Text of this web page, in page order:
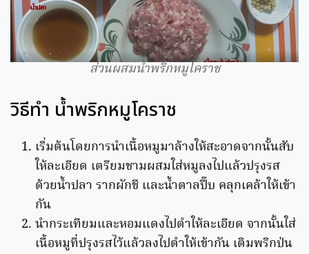
ส่วนผสมน้ำพริกหมูโคราช
วิธีทำ น้ำพริกหมูโคราช
เริ่มต้นโดยการนำเนื้อหมูมาล้างให้สะอาดจากนั้นสับ
ให้ละเอียด เตรียมชามผสมใส่หมูลงไปแล้วปรุงรส
ด้วยน้ำปลา รากผักชี และน้ำตาลปี๊บ คลุกเคล้าให้เข้า
กัน
นำกระเทียมและหอมแดงไปตำให้ละเอียด จากนั้นใส่
เนื้อหมูที่ปรุงรสไว้แล้วลงไปตำให้เข้ากัน เติมพริกป่น